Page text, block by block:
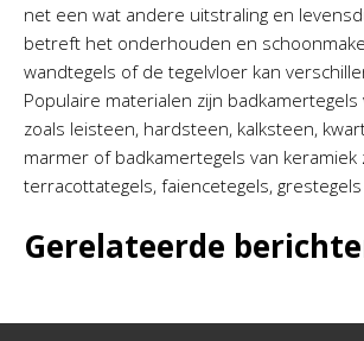
net een wat andere uitstraling en
betreft het onderhouden en
wandtegels of de tegelvloer kan
Populaire materialen zijn
zoals leisteen, hardsteen, kalksteen,
marmer of badkamertegels van keramiek
terracottategels, faiencetegels,
Gerelateerde